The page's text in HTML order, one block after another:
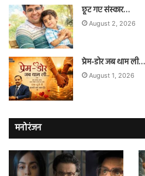
छूट गए संस्कार…
August 2, 2026
प्रेम-डोर जब थाम ली…
August 1, 2026
मनोरंजन